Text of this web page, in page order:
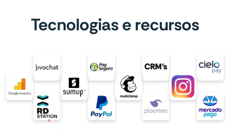
Tecnologias e recursos